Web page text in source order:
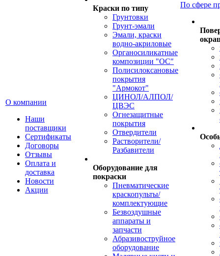
О компании
Наши
поставщики
Сертификаты
Договоры
Отзывы
Оплата и
доставка
Новости
Акции
Краски по типу
Грунтовки
Грунт-эмали
Эмали, краски
водно-акриловые
Органосиликатные
композиции "ОС"
Полисилоксановые
покрытия
"Армокот"
ЦИНОЛ/АЛПОЛ/
ЦВЭС
Огнезащитные
покрытия
Отвердители
Растворители/
Разбавители
Оборудование для
покраски
Пневматические
краскопульты/
комплектующие
Безвоздушные
аппараты и
запчасти
Абразивоструйное
оборудование
По сфере